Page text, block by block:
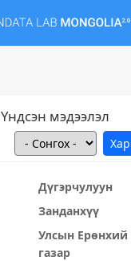
Үндсэн мэдээлэл
Дүгэрчулуун
Занданхүү
Улсын
газар